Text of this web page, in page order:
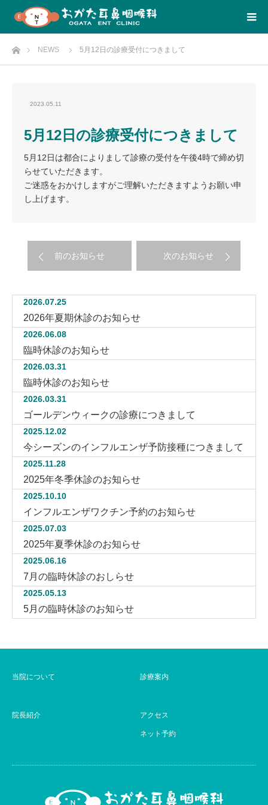
HomeNEWS 5月12日の診療受付につきまして
2023.05.11
5月12日の診療受付につきまして
5月12日は都合によりまして診療の受付を午後4時で締め切
らせていただきます。
ご迷惑をおかけしますがご理解いただきますようお願い申
し上げます。
前のお知らせ 次のお知らせ
2026.07.25
2026年夏期休診のお知らせ
2026.06.08
臨時休診のお知らせ
2026.03.31
臨時休診のお知らせ
2026.03.31
ゴールデンウィークの診療につきまして
2025.12.02
今シーズンのインフルエンザ予防接種につきまして
2025.11.28
2025年冬季休診のお知らせ
2025.10.10
インフルエンザワクチン予約のお知らせ
2025.07.03
2025年夏季休診のお知らせ
2025.06.16
7月の臨時休診のおしらせ
2025.05.13
5月の臨時休診のお知らせ
当院について 診療案内
院長紹介 アクセス
ネット予約